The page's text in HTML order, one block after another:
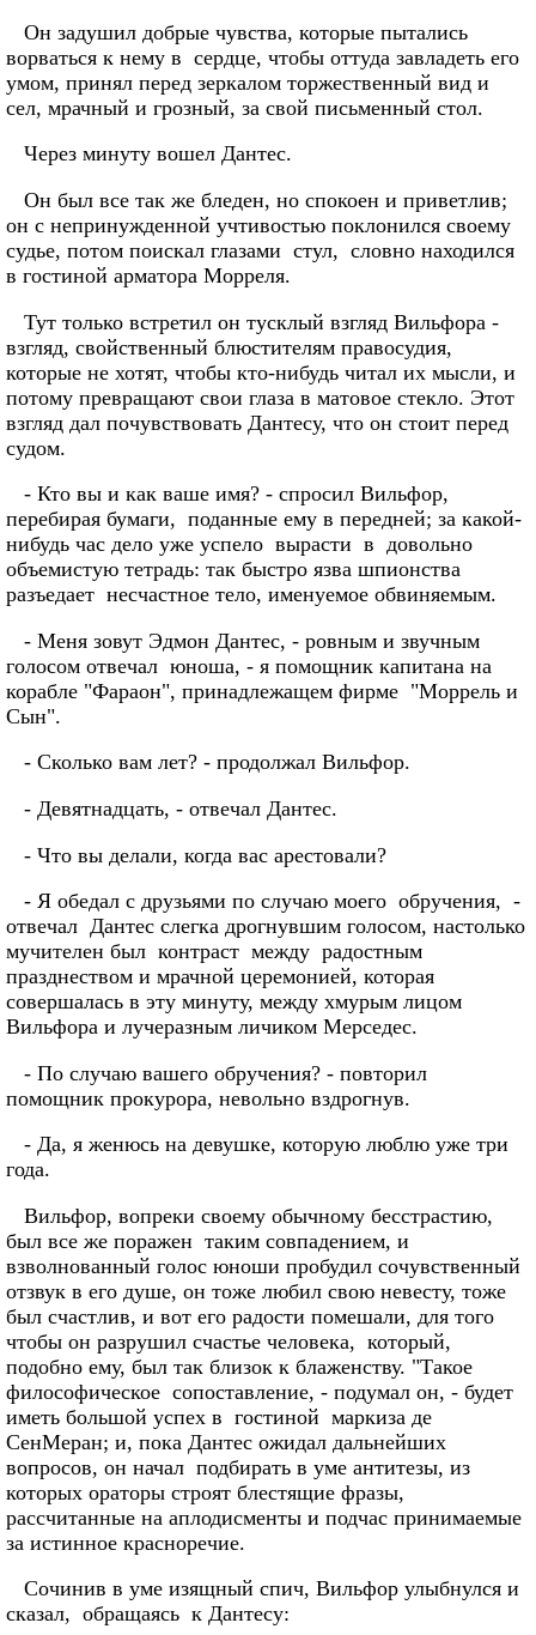
Он задушил добрые чувства, которые пытались
ворваться к нему в сердце, чтобы оттуда завладеть его
умом, принял перед зеркалом торжественный вид и
сел, мрачный и грозный, за свой письменный стол.
Через минуту вошел Дантес.
Он был все так же бледен, но спокоен и приветлив;
он с непринужденной учтивостью поклонился своему
судье, потом поискал глазами стул, словно находился
в гостиной арматора Морреля.
Тут только встретил он тусклый взгляд Вильфора -
взгляд, свойственный блюстителям правосудия,
которые не хотят, чтобы кто-нибудь читал их мысли, и
потому превращают свои глаза в матовое стекло. Этот
взгляд дал почувствовать Дантесу, что он стоит перед
судом.
- Кто вы и как ваше имя? - спросил Вильфор,
перебирая бумаги, поданные ему в передней; за какой-
нибудь час дело уже успело вырасти в довольно
объемистую тетрадь: так быстро язва шпионства
разъедает несчастное тело, именуемое обвиняемым.
- Меня зовут Эдмон Дантес, - ровным и звучным
голосом отвечал юноша, - я помощник капитана на
корабле "Фараон", принадлежащем фирме "Моррель и
Сын".
- Сколько вам лет? - продолжал Вильфор.
- Девятнадцать, - отвечал Дантес.
- Что вы делали, когда вас арестовали?
- Я обедал с друзьями по случаю моего обручения, -
отвечал Дантес слегка дрогнувшим голосом, настолько
мучителен был контраст между радостным
празднеством и мрачной церемонией, которая
совершалась в эту минуту, между хмурым лицом
Вильфора и лучеразным личиком Мерседес.
- По случаю вашего обручения? - повторил
помощник прокурора, невольно вздрогнув.
- Да, я женюсь на девушке, которую люблю уже три
года.
Вильфор, вопреки своему обычному бесстрастию,
был все же поражен таким совпадением, и
взволнованный голос юноши пробудил сочувственный
отзвук в его душе, он тоже любил свою невесту, тоже
был счастлив, и вот его радости помешали, для того
чтобы он разрушил счастье человека, который,
подобно ему, был так близок к блаженству. "Такое
философическое сопоставление, - подумал он, - будет
иметь большой успех в гостиной маркиза де
СенМеран; и, пока Дантес ожидал дальнейших
вопросов, он начал подбирать в уме антитезы, из
которых ораторы строят блестящие фразы,
рассчитанные на аплодисменты и подчас принимаемые
за истинное красноречие.
Сочинив в уме изящный спич, Вильфор улыбнулся и
сказал, обращаясь к Дантесу: